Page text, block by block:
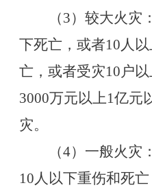
（3）较大火灾
下死亡，或者10人
亡，或者受灾10户
3000万元以上1亿元
灾。
（4）一般火灾
10人以下重伤和死